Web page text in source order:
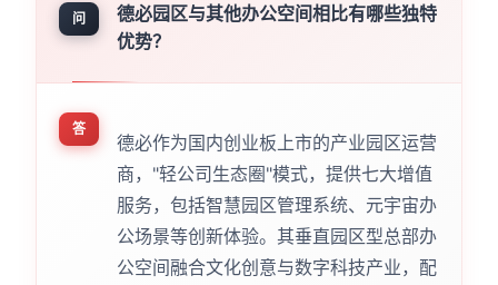
问
德必园区与其他办公空间相比有哪些独特
优势？
答
德必作为国内创业板上市的产业园区运营
商，"轻公司生态圈"模式，提供七大增值
服务，包括智慧园区管理系统、元宇宙办
公场景等创新体验。其垂直园区型总部办
公空间融合文化创意与数字科技产业，配